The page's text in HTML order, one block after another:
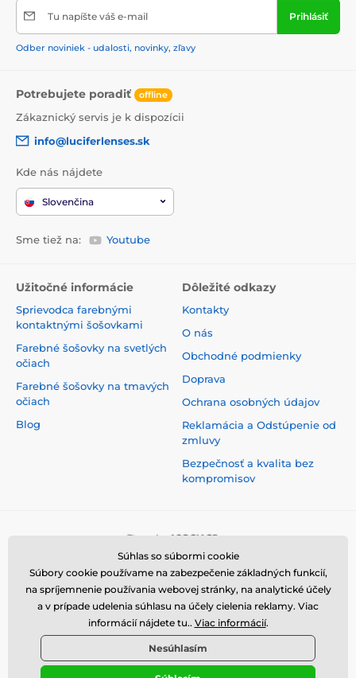
Tu napíšte váš e-mail Prihlásiť
Odber noviniek - udalosti, novinky, zľavy
Potrebujete poradiť offline
Zákaznický servis je k dispozícii
info@luciferlenses.sk
Kde nás nájdete
Slovenčina
Sme tiež na: Youtube
Užitočné informácie
Sprievodca farebnými
kontaktnými šošovkami
Farebné šošovky na svetlých
očiach
Farebné šošovky na tmavých
očiach
Blog
Dôležité odkazy
Kontakty
O nás
Obchodné podmienky
Doprava
Ochrana osobných údajov
Reklamácia a Odstúpenie od
zmluvy
Bezpečnosť a kvalita bez
kompromisov
Súhlas so súbormi cookie
Súbory cookie používame na zabezpečenie základných funkcií,
na spríjemnenie používania webovej stránky, na analytické účely
a v prípade udelenia súhlasu na účely cielenia reklamy. Viac
informácií nájdete tu.. Viac informácií.
Nesúhlasím